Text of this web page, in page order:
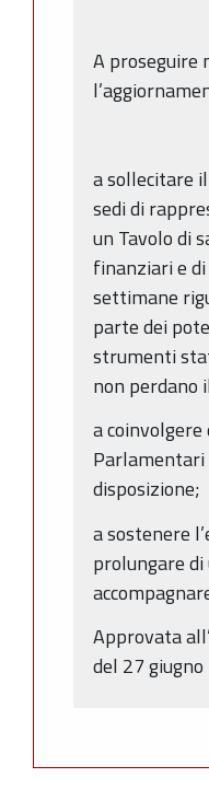
A proseguire
a sollecitare
sedi di
un Tavolo di
finanziari e
settimane
parte dei
strumenti
non perdano
a
Parlamentari
disposizione;
a sostenere
prolungare di
Approvata
del 27